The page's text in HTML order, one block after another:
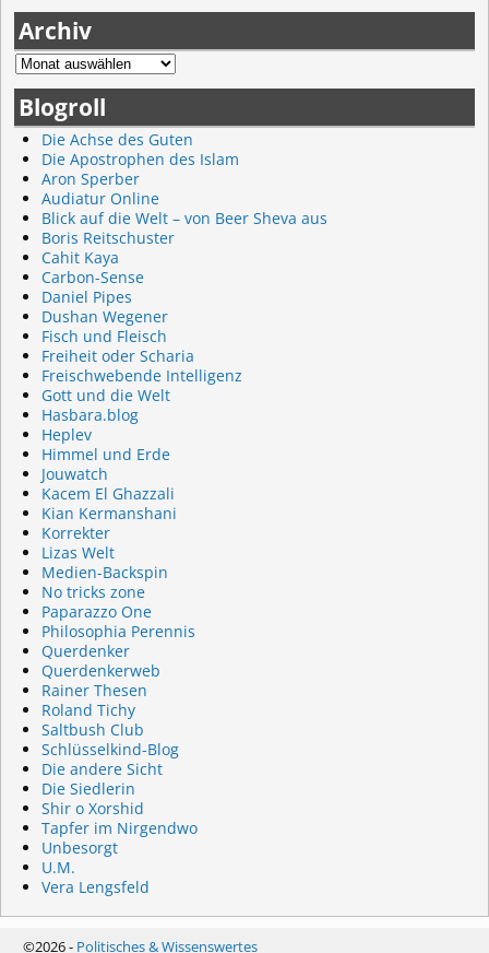
Archiv
Blogroll
Die Achse des Guten
Die Apostrophen des Islam
Aron Sperber
Audiatur Online
Blick auf die Welt – von Beer Sheva aus
Boris Reitschuster
Cahit Kaya
Carbon-Sense
Daniel Pipes
Dushan Wegener
Fisch und Fleisch
Freiheit oder Scharia
Freischwebende Intelligenz
Gott und die Welt
Hasbara.blog
Heplev
Himmel und Erde
Jouwatch
Kacem El Ghazzali
Kian Kermanshani
Korrekter
Lizas Welt
Medien-Backspin
No tricks zone
Paparazzo One
Philosophia Perennis
Querdenker
Querdenkerweb
Rainer Thesen
Roland Tichy
Saltbush Club
Schlüsselkind-Blog
Die andere Sicht
Die Siedlerin
Shir o Xorshid
Tapfer im Nirgendwo
Unbesorgt
U.M.
Vera Lengsfeld
©2026 - Politisches & Wissenswertes